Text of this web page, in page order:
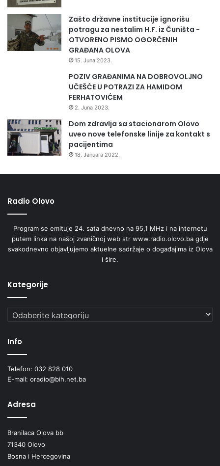
Zašto državne institucije ignorišu
potragu za nestalim H.F. iz Čuništa -
OTVORENO PISMO OGORČENIH
GRAĐANA OLOVA
15. Juna 2023.
POZIV GRAĐANIMA NA DOBROVOLJNO
UČEŠĆE U POTRAZI ZA HAMIDOM
FERHATOVIĆEM
2. Juna 2023.
Dom zdravlja sa stacionarom Olovo
uveo nove telefonske linije za kontakt s
pacijentima
18. Januara 2022.
Radio Olovo
Program se emituje 24. sata dnevno na 95,1 MHz i na internetu
putem linka na našoj zvaničnoj web str www.radio.olovo.ba gdje
svakodnevno objavljujemo aktuelne sadržaje o događajima iz Olova
i šire.
Kategorije
Kategorije
Info
Telefon: 032 828 010
E-mail: oradio@bih.net.ba
Adresa
Branilaca Olova bb
71340 Olovo
Bosna i Hercegovina